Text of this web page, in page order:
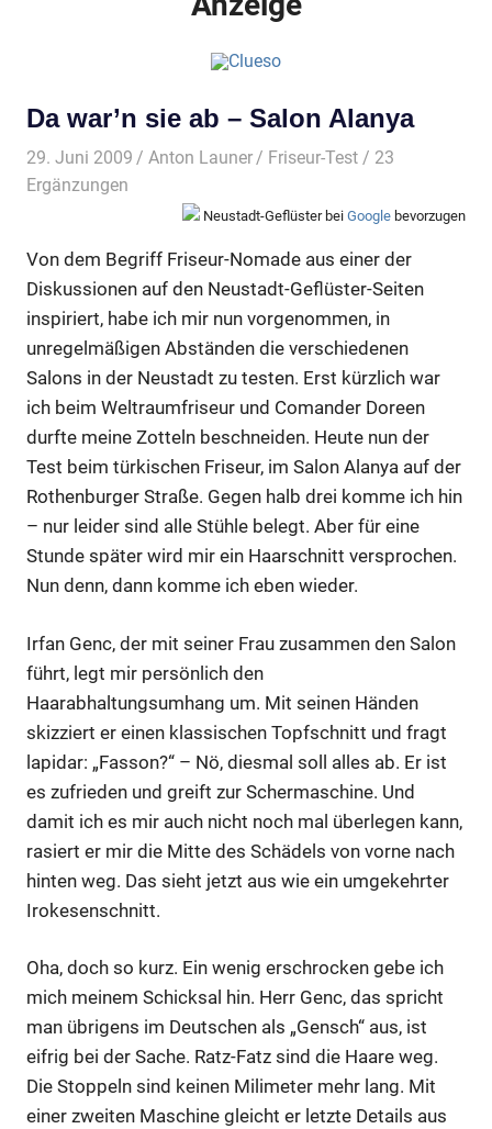
Da war’n sie ab – Salon Alanya
29. Juni 2009 Anton Launer Friseur-Test / 23
Ergänzungen
Neustadt-Geflüster bei Google bevorzugen
Von dem Begriff Friseur-Nomade aus einer der
Diskussionen auf den Neustadt-Geflüster-Seiten
inspiriert, habe ich mir nun vorgenommen, in
unregelmäßigen Abständen die verschiedenen
Salons in der Neustadt zu testen. Erst kürzlich war
ich beim Weltraumfriseur und Comander Doreen
durfte meine Zotteln beschneiden. Heute nun der
Test beim türkischen Friseur, im Salon Alanya auf der
Rothenburger Straße. Gegen halb drei komme ich hin
– nur leider sind alle Stühle belegt. Aber für eine
Stunde später wird mir ein Haarschnitt versprochen.
Nun denn, dann komme ich eben wieder.
Irfan Genc, der mit seiner Frau zusammen den Salon
führt, legt mir persönlich den
Haarabhaltungsumhang um. Mit seinen Händen
skizziert er einen klassischen Topfschnitt und fragt
lapidar: „Fasson?“ – Nö, diesmal soll alles ab. Er ist
es zufrieden und greift zur Schermaschine. Und
damit ich es mir auch nicht noch mal überlegen kann,
rasiert er mir die Mitte des Schädels von vorne nach
hinten weg. Das sieht jetzt aus wie ein umgekehrter
Irokesenschnitt.
Oha, doch so kurz. Ein wenig erschrocken gebe ich
mich meinem Schicksal hin. Herr Genc, das spricht
man übrigens im Deutschen als „Gensch“ aus, ist
eifrig bei der Sache. Ratz-Fatz sind die Haare weg.
Die Stoppeln sind keinen Milimeter mehr lang. Mit
einer zweiten Maschine gleicht er letzte Details aus